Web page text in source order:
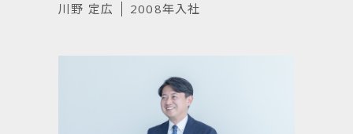
川野 定広 2008年入社